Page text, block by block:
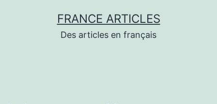
FRANCE ARTICLES
Des articles en français